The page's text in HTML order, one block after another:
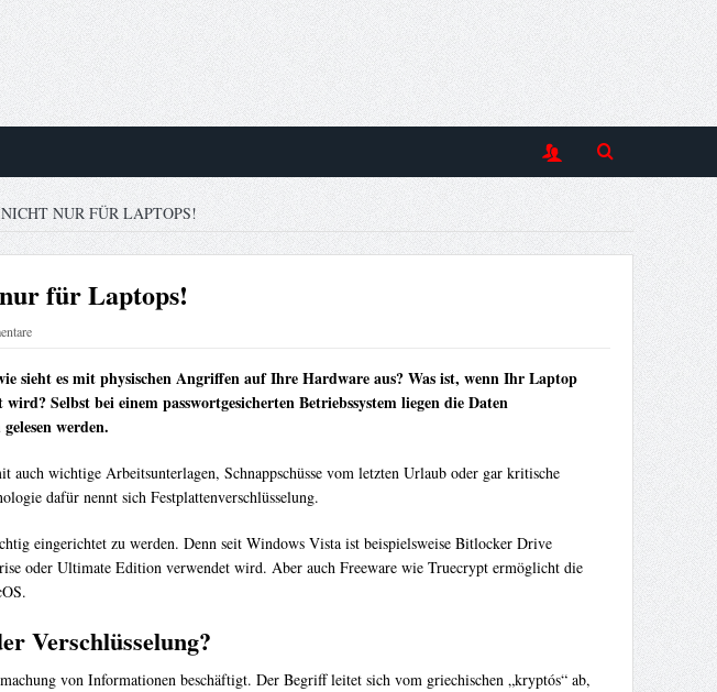
NUR FÜR LAPTOPS!
für Laptops!
sieht es mit physischen Angriffen auf Ihre Hardware aus? Was ist, wenn Ihr Laptop
Selbst bei einem passwortgesicherten Betriebssystem liegen die Daten
werden.
wichtige Arbeitsunterlagen, Schnappschüsse vom letzten Urlaub oder gar kritische
dafür nennt sich Festplattenverschlüsselung.
eingerichtet zu werden. Denn seit Windows Vista ist beispielsweise Bitlocker Drive
oder Ultimate Edition verwendet wird. Aber auch Freeware wie Truecrypt ermöglicht die
Verschlüsselung?
von Informationen beschäftigt. Der Begriff leitet sich vom griechischen „kryptós“ ab,